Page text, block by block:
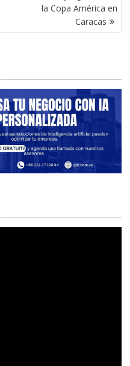
la Copa América en
Caracas